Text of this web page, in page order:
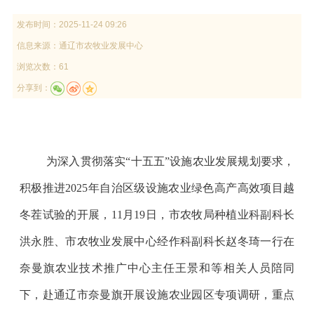
发布时间： 2025-11-24 09:26
信息来源： 通辽市农牧业发展中心
浏览次数：61
分享到：
为深入贯彻落实“十五五”设施农业发展规划要求，
积极推进2025年自治区级设施农业绿色高产高效项目越
冬茬试验的开展， 11 月 19 日，市农牧局种植业科副科长
洪永胜、市农牧业发展中心经作科副科长赵冬琦一行在
奈曼旗农业技术推广中心主任王景和等相关人员陪同
下，赴通辽市奈曼旗开展设施农业园区专项调研，重点